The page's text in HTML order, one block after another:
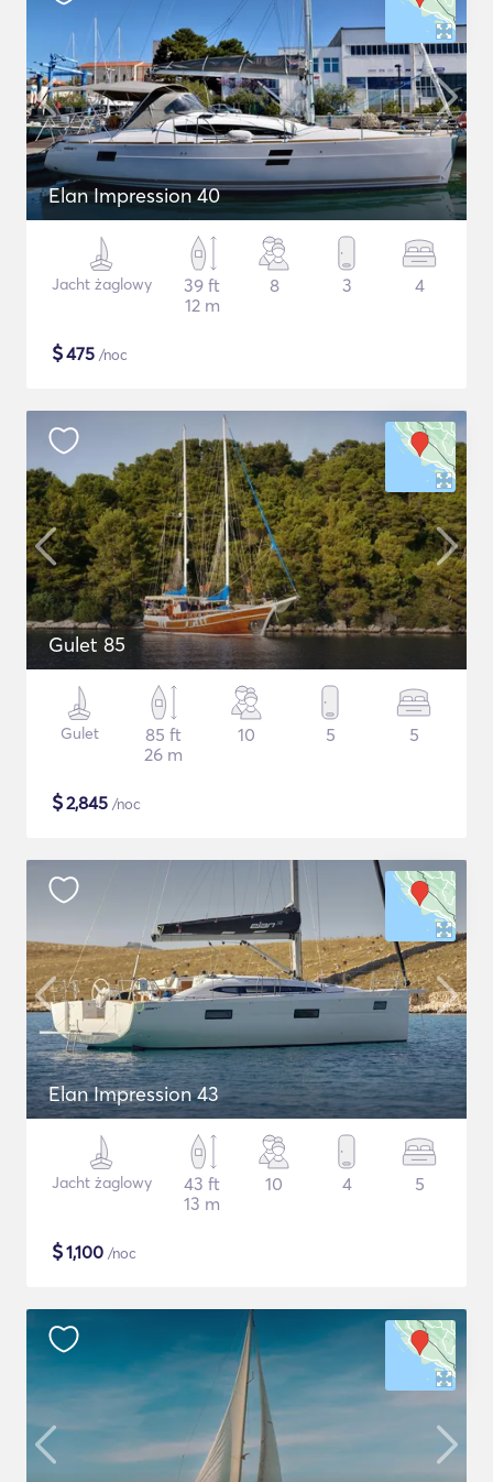
Elan Impression 40
Jacht żaglowy
39 ft
12 m
8 3 4
$475 /noc
Gulet 85
Gulet
85 ft
26 m
10 5 5
$2,845 /noc
Elan Impression 43
Jacht żaglowy
43 ft
13 m
10 4 5
$1,100 /noc